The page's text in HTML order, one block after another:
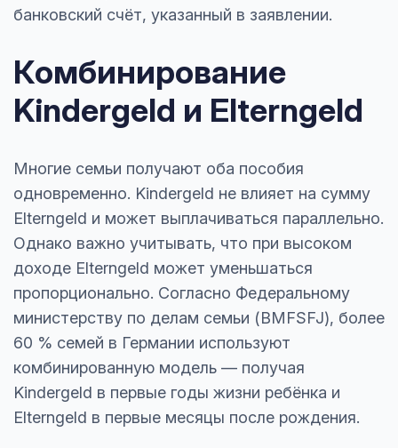
банковский счёт, указанный в заявлении.
Комбинирование
Kindergeld и Elterngeld
Многие семьи получают оба пособия
одновременно. Kindergeld не влияет на сумму
Elterngeld и может выплачиваться параллельно.
Однако важно учитывать, что при высоком
доходе Elterngeld может уменьшаться
пропорционально. Согласно Федеральному
министерству по делам семьи (BMFSFJ), более
60 % семей в Германии используют
комбинированную модель — получая
Kindergeld в первые годы жизни ребёнка и
Elterngeld в первые месяцы после рождения.